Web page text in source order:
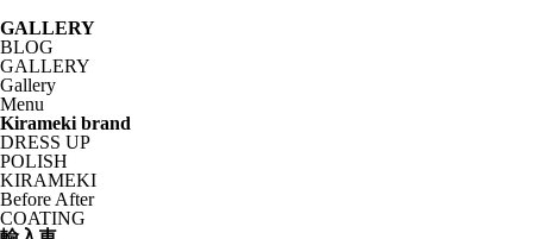
GALLERY
BLOG
GALLERY
Gallery
Menu
Kirameki brand
DRESS UP
POLISH
KIRAMEKI
Before After
COATING